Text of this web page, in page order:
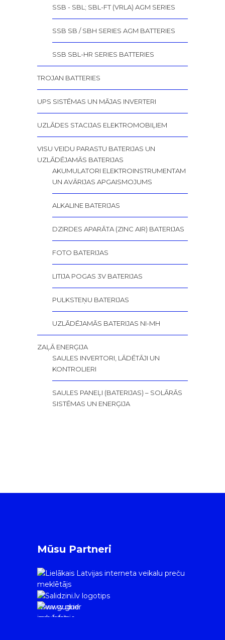
SSB - SBL; SBL-FT (VRLA) AGM SERIES
SSB SB / SBH SERIES AGM BATTERIES
SSB SBL-HR SERIES BATTERIES
TROJAN BATTERIES
UPS SISTĒMAS UN MĀJAS INVERTERI
UZLĀDES STACIJAS ELEKTROMOBIĻIEM
VISU VEIDU PARASTU BATERIJAS UN
UZLĀDĒJAMĀS BATERIJAS
AKUMULATORI ELEKTROINSTRUMENTAM
UN AVĀRIJAS APGAISMOJUMS
ALKALINE BATERIJAS
DZIRDES APARĀTA (ZINC AIR) BATERIJAS
FOTO BATERIJAS
LITIJA POGAS 3V BATERIJAS
PULKSTEŅU BATERIJAS
UZLĀDĒJAMĀS BATERIJAS NI-MH
ZAĻĀ ENERĢIJA
SAULES INVERTORI, LĀDĒTĀJI UN
KONTROLIERI
SAULES PANEĻI (BATERIJAS) – SOLĀRĀS
SISTĒMAS UN ENERĢIJA
Mūsu Partneri
www.gudrie
m.lv/atrie-